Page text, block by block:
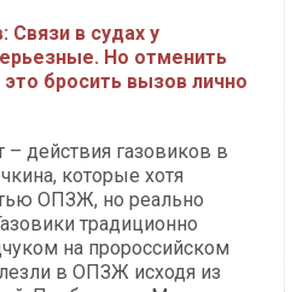
Связи в судах у
Но отменить
бросить вызов лично
действия газовиков в
которые хотя
ОПЗЖ, но реально
традиционно
на пророссийском
в ОПЗЖ исходя из